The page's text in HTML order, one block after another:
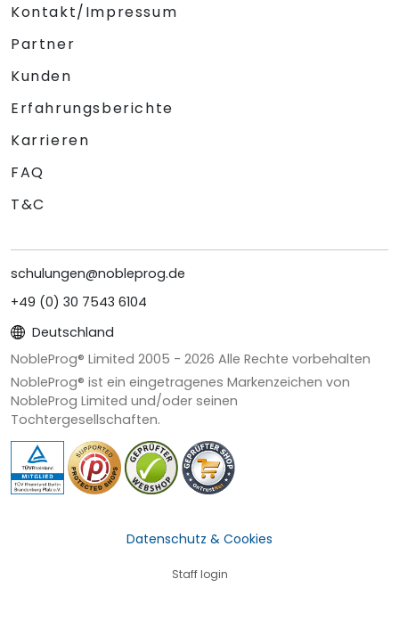
Kontakt/Impressum
Partner
Kunden
Erfahrungsberichte
Karrieren
FAQ
T&C
schulungen@nobleprog.de
+49 (0) 30 7543 6104
Deutschland
NobleProg® Limited 2005 - 2026 Alle Rechte vorbehalten
NobleProg® ist ein eingetragenes Markenzeichen von
NobleProg Limited und/oder seinen
Tochtergesellschaften.
Datenschutz & Cookies
Staff login